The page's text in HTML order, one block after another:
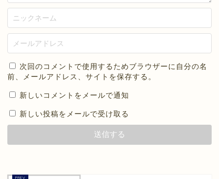
次回のコメントで使用するためブラウザーに自分の名
前、メールアドレス、サイトを保存する。
新しいコメントをメールで通知
新しい投稿をメールで受け取る